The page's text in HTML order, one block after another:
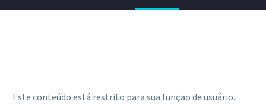
Este conteúdo está restrito para sua função de usuário.